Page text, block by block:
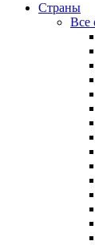
Страны
Все